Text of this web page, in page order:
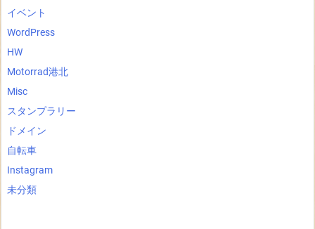
イベント
WordPress
HW
Motorrad港北
Misc
スタンプラリー
ドメイン
自転車
Instagram
未分類